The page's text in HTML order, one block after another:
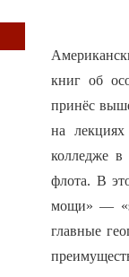
книг об
принёс
на
колледже
флота. В
мощи» —
главные